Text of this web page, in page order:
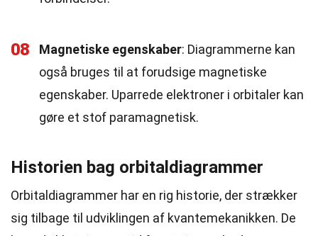
08 Magnetiske egenskaber: Diagrammerne kan
også bruges til at forudsige magnetiske
egenskaber. Uparrede elektroner i orbitaler kan
gøre et stof paramagnetisk.
Historien bag orbitaldiagrammer
Orbitaldiagrammer har en rig historie, der strækker
sig tilbage til udviklingen af kvantemekanikken. De